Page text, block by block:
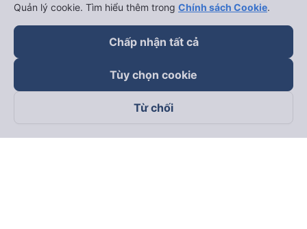
keyboard_arrow_down
Trở thành đối tác
Đối tác thanh toán
Quản lý cookie. Tìm hiểu thêm trong Chính sách Cookie.
Chấp nhận tất cả
Tùy chọn cookie
Từ chối